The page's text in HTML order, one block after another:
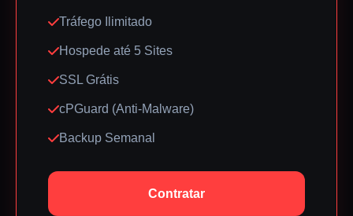
Tráfego Ilimitado
Hospede até 5 Sites
SSL Grátis
cPGuard (Anti-Malware)
Backup Semanal
Contratar